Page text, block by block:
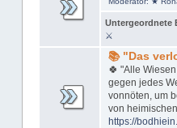
Untergeordnete
⚔
📚 "Das
🍀 "Alle
gegen jedes
vonnöten, um
von
https://